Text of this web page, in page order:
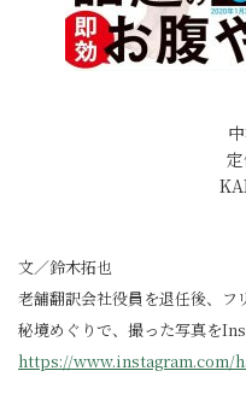
文／鈴木拓也
老舗翻訳会社役員を退任後、フ
秘境めぐりで、撮った写真を
https://www.instagram.com/